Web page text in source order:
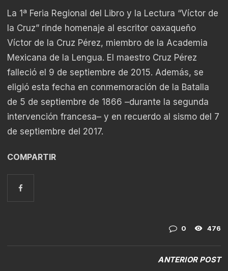
La 1ª Feria Regional del Libro y la Lectura “Víctor de
la Cruz” rinde homenaje al escritor oaxaqueño
Víctor de la Cruz Pérez, miembro de la Academia
Mexicana de la Lengua. El maestro Cruz Pérez
falleció el 9 de septiembre de 2015. Además, se
eligió esta fecha en conmemoración de la Batalla
de 5 de septiembre de 1866 –durante la segunda
intervención francesa– y en recuerdo al sismo del 7
de septiembre del 2017.
COMPARTIR
0 476
ANTERIOR POST